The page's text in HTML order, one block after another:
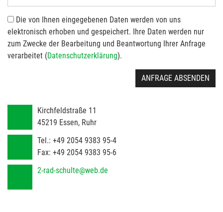
Die von Ihnen eingegebenen Daten werden von uns
elektronisch erhoben und gespeichert. Ihre Daten werden nur
zum Zwecke der Bearbeitung und Beantwortung Ihrer Anfrage
verarbeitet (Datenschutzerklärung).
ANFRAGE ABSENDEN
Kirchfeldstraße 11
45219 Essen, Ruhr
Tel.: +49 2054 9383 95-4
Fax: +49 2054 9383 95-6
2-rad-schulte@web.de